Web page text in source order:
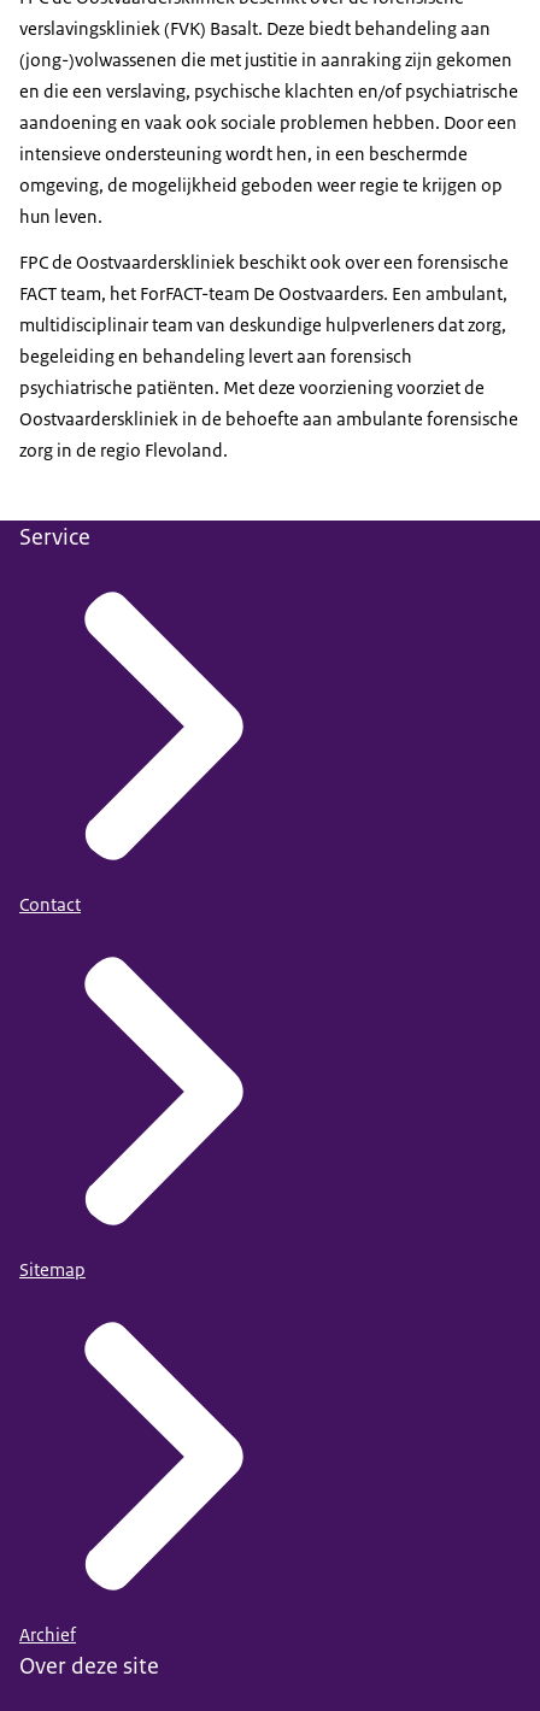
verslavingskliniek (FVK) Basalt. Deze biedt behandeling aan
(jong-)volwassenen die met justitie in aanraking zijn gekomen
en die een verslaving, psychische klachten en/of psychiatrische
aandoening en vaak ook sociale problemen hebben. Door een
intensieve ondersteuning wordt hen, in een beschermde
omgeving, de mogelijkheid geboden weer regie te krijgen op
hun leven.
FPC de Oostvaarderskliniek beschikt ook over een forensische
FACT team, het ForFACT-team De Oostvaarders. Een ambulant,
multidisciplinair team van deskundige hulpverleners dat zorg,
begeleiding en behandeling levert aan forensisch
psychiatrische patiënten. Met deze voorziening voorziet de
Oostvaarderskliniek in de behoefte aan ambulante forensische
zorg in de regio Flevoland.
Service
Contact
Sitemap
Archief
Over deze site